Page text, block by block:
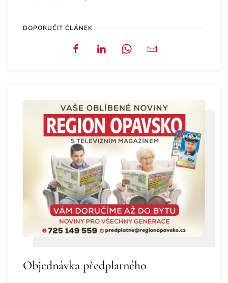
DOPORUČIT ČLÁNEK
Objednávka předplatného